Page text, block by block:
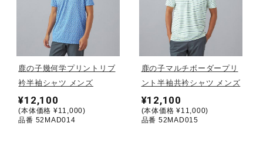
メディカル
コラボ／ライセンス
セール
鹿の子幾何学プリントリブ
衿半袖シャツ メンズ
¥12,100
(本体価格 ¥11,000)
品番 52MAD014
鹿の子マルチボーダープリ
ント半袖共衿シャツ メンズ
¥12,100
(本体価格 ¥11,000)
品番 52MAD015